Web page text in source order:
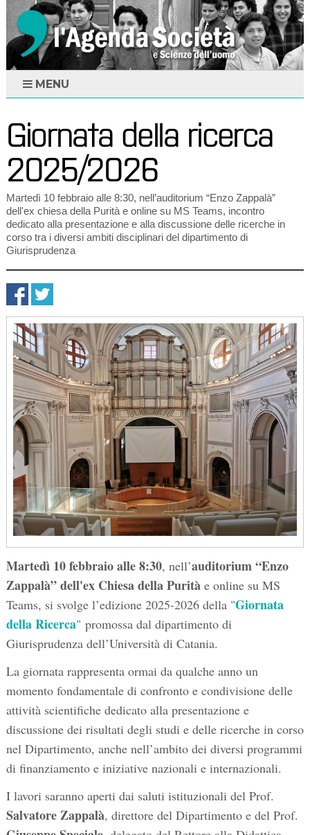
MENU
Giornata della ricerca
2025/2026
Martedì 10 febbraio alle 8:30, nell’auditorium “Enzo Zappalà”
dell'ex chiesa della Purità e online su MS Teams, incontro
dedicato alla presentazione e alla discussione delle ricerche in
corso tra i diversi ambiti disciplinari del dipartimento di
Giurisprudenza
Martedì 10 febbraio alle 8:30, nell’auditorium “Enzo
Zappalà” dell'ex Chiesa della Puritàe online su MS
Teams, si svolge l’edizione 2025-2026 della "Giornata
della Ricerca" promossa dal dipartimento di
Giurisprudenza dell’Università di Catania.
La giornata rappresenta ormai da qualche anno un
momento fondamentale di confronto e condivisione delle
attività scientifiche dedicato alla presentazione e
discussione dei risultati degli studi e delle ricerche in corso
nel Dipartimento, anche nell’ambito dei diversi programmi
di finanziamento e iniziative nazionali e internazionali.
I lavori saranno aperti dai saluti istituzionali del Prof.
Salvatore Zappalà, direttore del Dipartimento e del Prof.